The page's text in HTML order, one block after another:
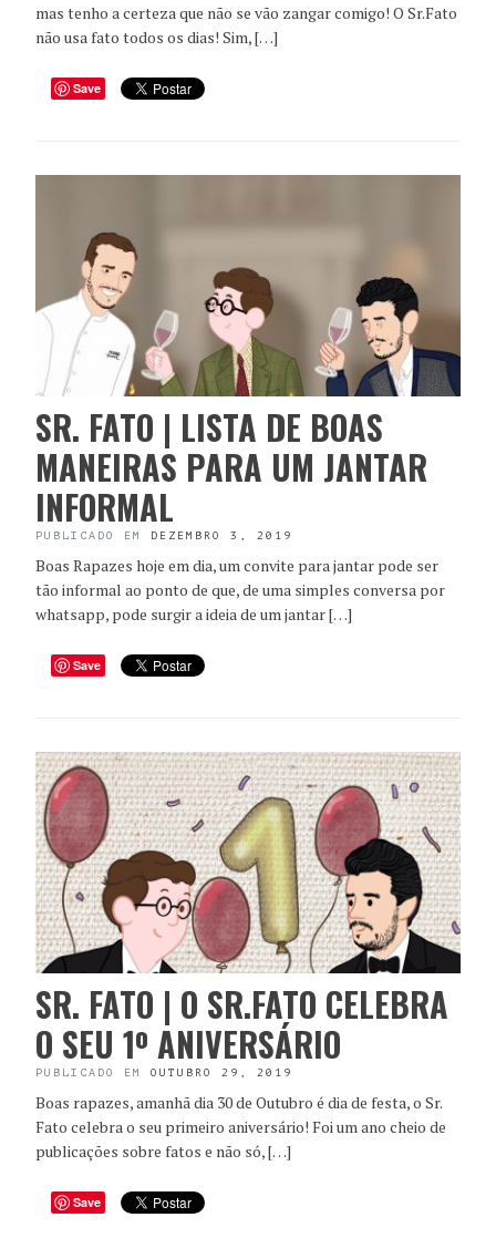
mas tenho a certeza que não se vão zangar comigo! O Sr.Fato
não usa fato todos os dias! Sim, […]
Save
SR. FATO | LISTA DE BOAS
MANEIRAS PARA UM JANTAR
INFORMAL
PUBLICADO EM DEZEMBRO 3, 2019
Boas Rapazes hoje em dia, um convite para jantar pode ser
tão informal ao ponto de que, de uma simples conversa por
whatsapp, pode surgir a ideia de um jantar […]
Save
SR. FATO | O SR.FATO CELEBRA
O SEU 1º ANIVERSÁRIO
PUBLICADO EM OUTUBRO 29, 2019
Boas rapazes, amanhã dia 30 de Outubro é dia de festa, o Sr.
Fato celebra o seu primeiro aniversário! Foi um ano cheio de
publicações sobre fatos e não só, […]
Save